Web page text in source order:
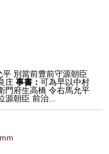
別當前豊前守源朝臣
庄 事書：可為早以中村
門府生高橋 令右馬允平
朝臣 前治...